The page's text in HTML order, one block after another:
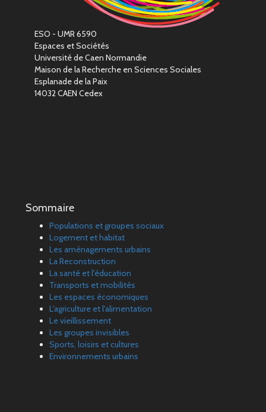
ESO - UMR 6590
Espaces et Sociétés
Université de Caen Normandie
Maison de la Recherche en Sciences Sociales
Esplanade de la Paix
14032 CAEN Cedex
Sommaire
Populations et groupes sociaux
Logement et habitat
Les aménagements urbains
La Reconstruction
La santé et l'éducation
Transports et mobilités
Les espaces économiques
L'agriculture et l'alimentation
Le vieillissement
Les groupes invisibles
Sports, loisirs et cultures
Environnements urbains